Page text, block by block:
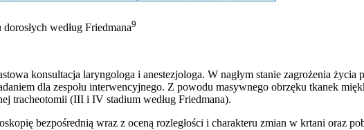
według Friedmana9
konsultacja laryngologa i anestezjologa. W nagłym stanie zagrożenia
dla zespołu interwencyjnego. Z powodu masywnego obrzęku tkanek
tracheotomii (III i IV stadium według Friedmana).
bezpośrednią wraz z oceną rozległości i charakteru zmian w krtani oraz